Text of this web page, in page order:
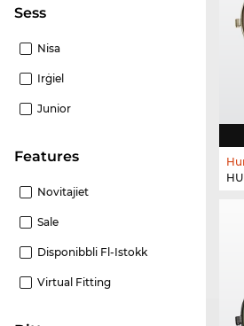
Sess
Nisa
Irġiel
Junior
Features
Novitajiet
Sale
Disponibbli Fl-Istokk
Virtual Fitting